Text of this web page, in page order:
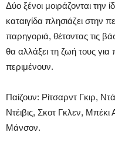
Δύο ξένοι μοιράζονται την
καταιγίδα πλησιάζει στην
παρηγοριά, θέτοντας τις
θα αλλάξει τη ζωή τους
περιμένουν.
Παίζουν: Ρίτσαρντ Γκιρ,
Ντέιβις, Σκοτ Γκλεν,
Μάνσον.